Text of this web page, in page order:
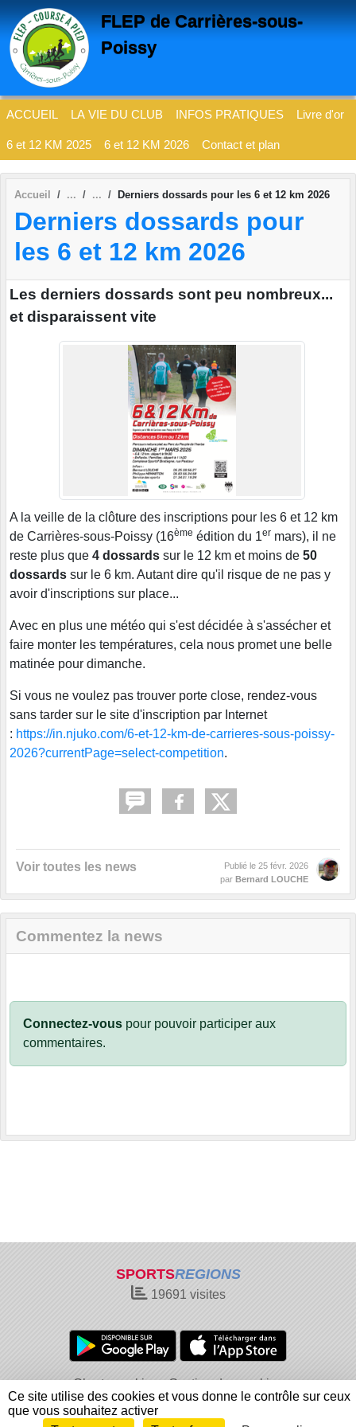
FLEP de Carrières-sous-
Poissy
ACCUEIL LA VIE DU CLUB INFOS PRATIQUES Livre d'or
6 et 12 KM 2025 6 et 12 KM 2026 Contact et plan
Accueil Derniers dossards pour les 6 et 12 km 2026
Derniers dossards pour
les 6 et 12 km 2026
Les derniers dossards sont peu nombreux...
et disparaissent vite
A la veille de la clôture des inscriptions pour les 6 et 12 km
de Carrières-sous-Poissy (16ème édition du 1er mars), il ne
reste plus que 4 dossards sur le 12 km et moins de 50
dossards sur le 6 km. Autant dire qu'il risque de ne pas y
avoir d'inscriptions sur place...
Avec en plus une météo qui s'est décidée à s'assécher et
faire monter les températures, cela nous promet une belle
matinée pour dimanche.
Si vous ne voulez pas trouver porte close, rendez-vous
sans tarder sur le site d'inscription par Internet
: https://in.njuko.com/6-et-12-km-de-carrieres-sous-poissy-
2026?currentPage=select-competition.
Voir toutes les news Publié le 25 févr. 2026
par Bernard LOUCHE
Commentez la news
Connectez-vous pour pouvoir participer aux
commentaires.
SPORTSREGIONS
19691 visites
Charte cookies
Gestion des cookies
Informations légales
Signaler un contenu inapproprié
Panneau de gestion des cookies
Ce site utilise des cookies et vous donne le contrôle sur ceux
que vous souhaitez activer